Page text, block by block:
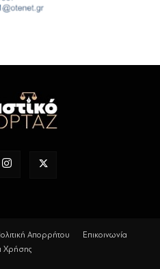
Απορρήτου
Επικοινωνία
Χρήσης